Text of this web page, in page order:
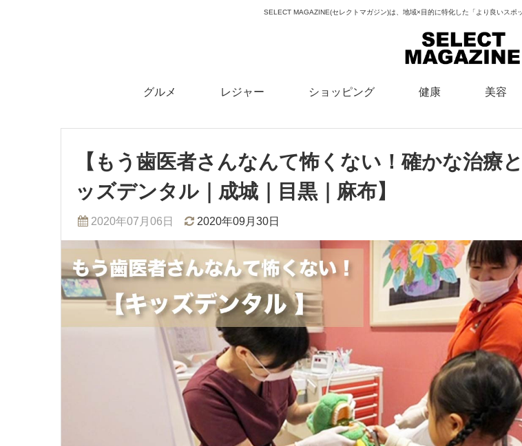
SELECT MAGAZINE(セレクトマガジン)は、地域×目的に特化した「より良いスポ
グルメ レジャー ショッピング 健康 美容
【もう歯医者さんなんて怖くない！確かな治療
ッズデンタル｜成城｜目黒｜麻布】
2020年07月06日 2020年09月30日